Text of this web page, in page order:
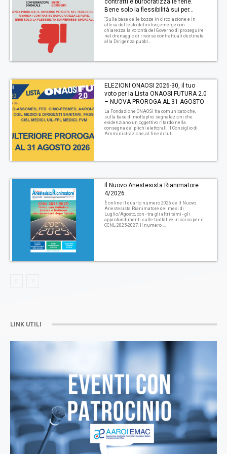
contratti e burocratizza le ferie.
Bene solo la flessibilità sui per...
“Sulla base delle bozze in circolazione e in
attesa del testo definitivo, emerge con
chiarezza la volontà del Governo di proseguire
nel drenaggio di risorse contrattuali destinate
alla Dirigenza pubbl...
ELEZIONI ONAOSI 2026-30, il tuo
voto per la Lista ONAOSI FUTURA 2.0
– NUOVA PROROGA AL 31 AGOSTO
La Fondazione ONAOSI ha comunicato che,
sulla base di molteplici segnalazioni che
evidenziano un oggettivo ritardo nella
consegna dei plichi elettorali, il Consiglio di
Amministrazione, al fine di tut...
Il Nuovo Anestesista Rianimatore
4/2026
È online il quarto numero 2026 de Il Nuovo
Anestesista Rianimatore dei mesi di
Luglio/Agosto, con - tra gli altri temi - gli
approfondimenti sulle trattative in corso per il
CCNL 2025-2027. Il numero ...
LINK UTILI